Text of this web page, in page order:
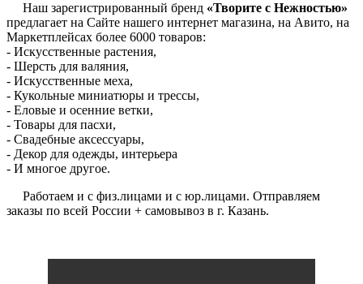
Наш зарегистрированный бренд «Творите с Нежностью»
предлагает на Сайте нашего интернет магазина, на Авито, на
Маркетплейсах более 6000 товаров:
- Искусственные растения,
- Шерсть для валяния,
- Искусственные меха,
- Кукольные миниатюры и трессы,
- Еловые и осенние ветки,
- Товары для пасхи,
- Свадебные аксессуары,
- Декор для одежды, интерьера
- И многое другое.
Работаем и с физ.лицами и с юр.лицами. Отправляем
заказы по всей России + самовывоз в г. Казань.